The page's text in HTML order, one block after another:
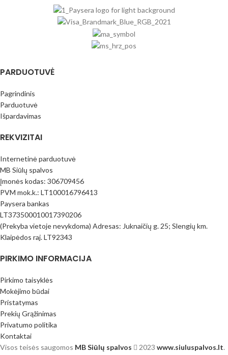
PARDUOTUVĖ
Pagrindinis
Parduotuvė
Išpardavimas
REKVIZITAI
Internetinė parduotuvė
MB Siūlų spalvos
Įmonės kodas: 306709456
PVM mok.k.: LT100016796413
Paysera bankas
LT373500010017390206
(Prekyba vietoje nevykdoma) Adresas: Juknaičių g. 25; Slengių km.
Klaipėdos raj. LT92343
PIRKIMO INFORMACIJA
Pirkimo taisyklės
Mokėjimo būdai
Pristatymas
Prekių Grąžinimas
Privatumo politika
Kontaktai
Visos teisės saugomos MB Siūlų spalvos 2023 www.siuluspalvos.lt.